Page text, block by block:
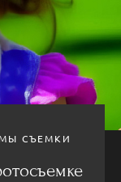
СЪЕМКИ